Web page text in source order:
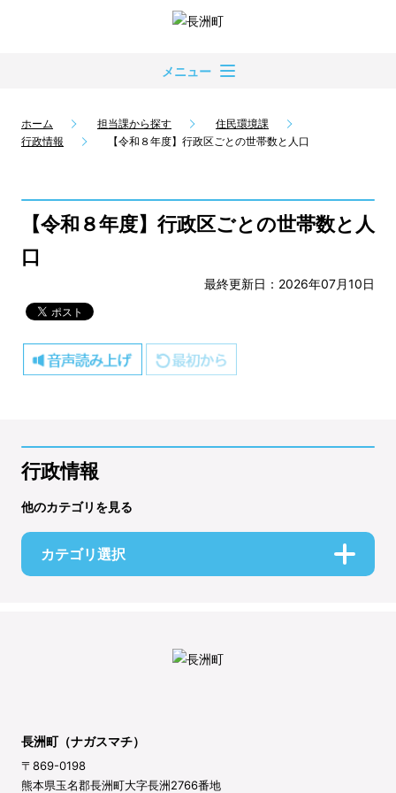
メニュー
ホーム 担当課から探す
住民環境課
行政情報
【令和８年度】行政区ごとの世帯数と人口
【令和８年度】行政区ごとの世帯数と人
口
最終更新日：2026年07月10日
行政情報
他のカテゴリを見る
カテゴリ選択
長洲町（ナガスマチ）
〒869-0198
熊本県玉名郡長洲町大字長洲2766番地